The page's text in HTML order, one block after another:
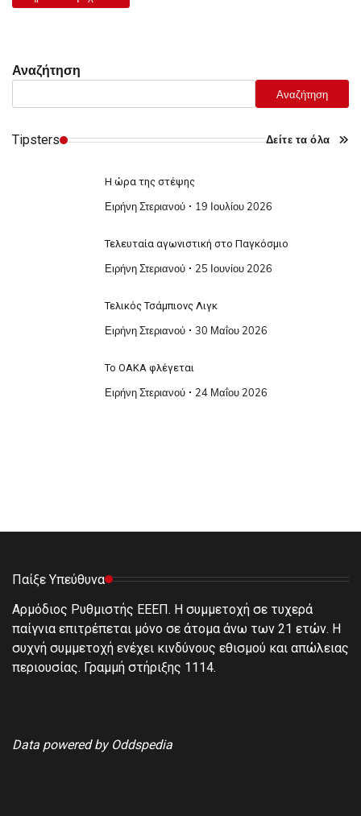
Αναζήτηση
Αναζήτηση
Tipsters Δείτε τα όλα
Η ώρα της στέψης
Ειρήνη Στεριανού 19 Ιουλίου 2026
Τελευταία αγωνιστική στο Παγκόσμιο
Ειρήνη Στεριανού 25 Ιουνίου 2026
Τελικός Τσάμπιονς Λιγκ
Ειρήνη Στεριανού 30 Μαΐου 2026
Το ΟΑΚΑ φλέγεται
Ειρήνη Στεριανού 24 Μαΐου 2026
Παίξε Υπεύθυνα
Αρμόδιος Ρυθμιστής ΕΕΕΠ. Η συμμετοχή σε τυχερά
παίγνια επιτρέπεται μόνο σε άτομα άνω των 21 ετών. Η
συχνή συμμετοχή ενέχει κινδύνους εθισμού και απώλειας
περιουσίας. Γραμμή στήριξης 1114.
Data powered by Oddspedia